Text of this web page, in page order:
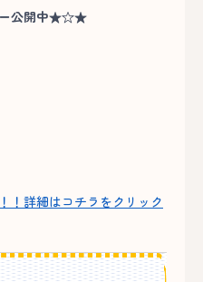
公開中★☆★
！詳細はコチラをクリック